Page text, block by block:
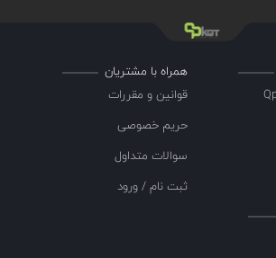
همراه با مشتریان
قوانین و مقررات
حریم خصوصی
سوالات متداول
ثبت نام / ورود